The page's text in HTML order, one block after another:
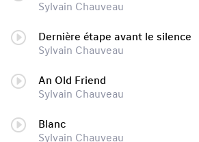
Sylvain Chauveau
Dernière étape avant le silence
Sylvain Chauveau
An Old Friend
Sylvain Chauveau
Blanc
Sylvain Chauveau